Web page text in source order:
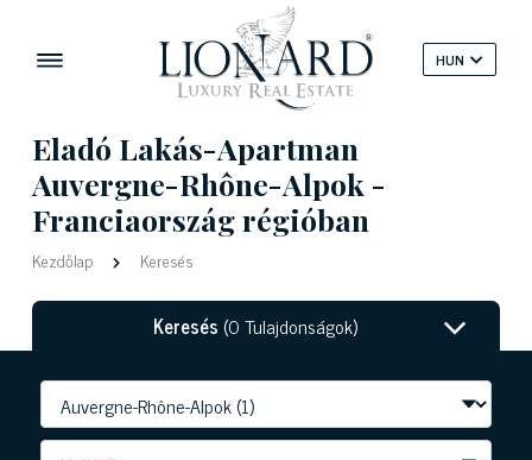
HUN
Eladó Lakás-Apartman
Auvergne-Rhône-Alpok -
Franciaország régióban
Kezdőlap Keresés
Keresés (0 Tulajdonságok)